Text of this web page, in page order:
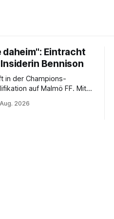
daheim": Eintracht
Bennison
in der Champions-
auf Malmö FF. Mit
2026